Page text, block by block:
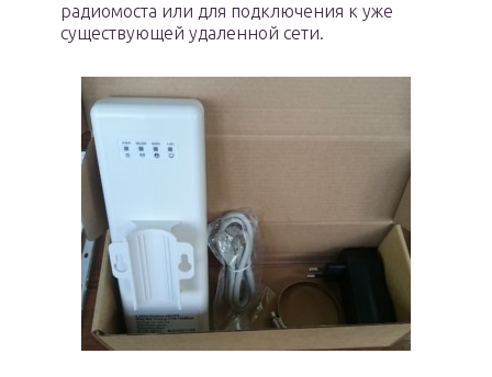
радиомоста или для подключения к уже
существующей удаленной сети.